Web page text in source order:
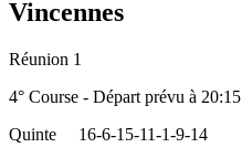
Vincennes
Réunion 1
4° Course - Départ prévu à 20:15
Quinte
16-6-15-11-1-9-14